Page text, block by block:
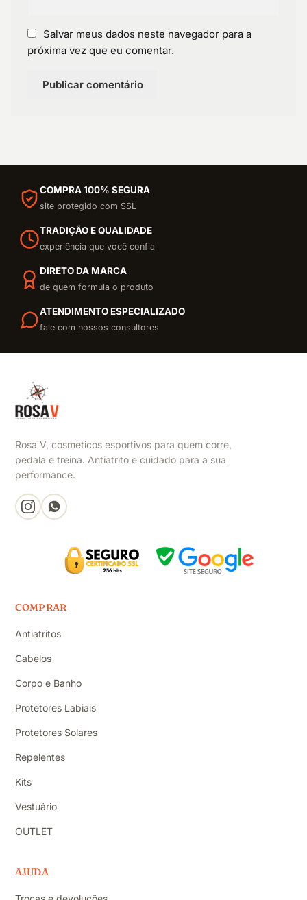
Salvar meus dados neste navegador para a
próxima vez que eu comentar.
COMPRA 100% SEGURA
site protegido com SSL
TRADIÇÃO E QUALIDADE
experiência que você confia
DIRETO DA MARCA
de quem formula o produto
ATENDIMENTO ESPECIALIZADO
fale com nossos consultores
Rosa V, cosmeticos esportivos para quem corre,
pedala e treina. Antiatrito e cuidado para a sua
performance.
COMPRAR
Antiatritos
Cabelos
Corpo e Banho
Protetores Labiais
Protetores Solares
Repelentes
Kits
Vestuário
OUTLET
AJUDA